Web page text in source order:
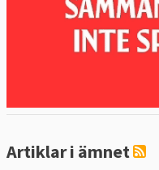
Artiklar i ämnet